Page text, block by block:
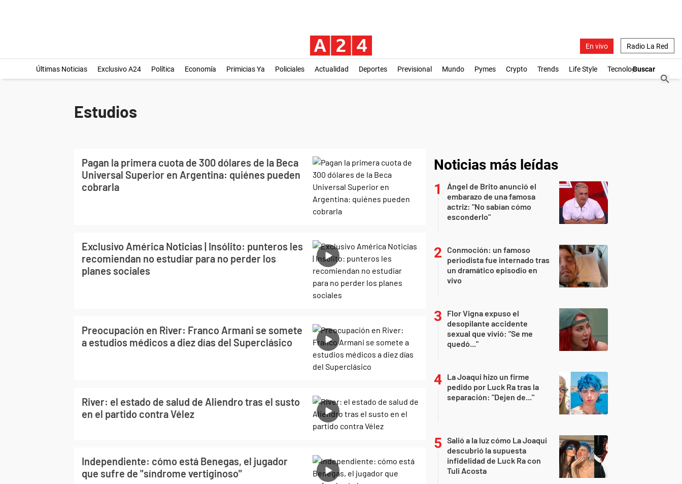
En vivo Radio La Red
Últimas Noticias Exclusivo A24 Política Economía Primicias Ya Policiales Actualidad Deportes Previsional Mundo Pymes Crypto Trends Life Style Tecnología
Estudios
Pagan la primera cuota de 300 dólares de la Beca
Universal Superior en Argentina: quiénes pueden
cobrarla
Exclusivo América Noticias | Insólito: punteros les
recomiendan no estudiar para no perder los
planes sociales
Preocupación en River: Franco Armani se somete
a estudios médicos a diez días del Superclásico
River: el estado de salud de Aliendro tras el susto
en el partido contra Vélez
Independiente: cómo está Benegas, el jugador
que sufre de "síndrome vertiginoso"
Noticias más leídas
Ángel de Brito anunció el
embarazo de una famosa
actriz: "No sabían cómo
esconderlo"
Conmoción: un famoso
periodista fue internado tras
un dramático episodio en
vivo
Flor Vigna expuso el
desopilante accidente
sexual que vivió: "Se me
quedó..."
La Joaqui hizo un firme
pedido por Luck Ra tras la
separación: "Dejen de..."
Salió a la luz cómo La Joaqui
descubrió la supuesta
infidelidad de Luck Ra con
Tuli Acosta